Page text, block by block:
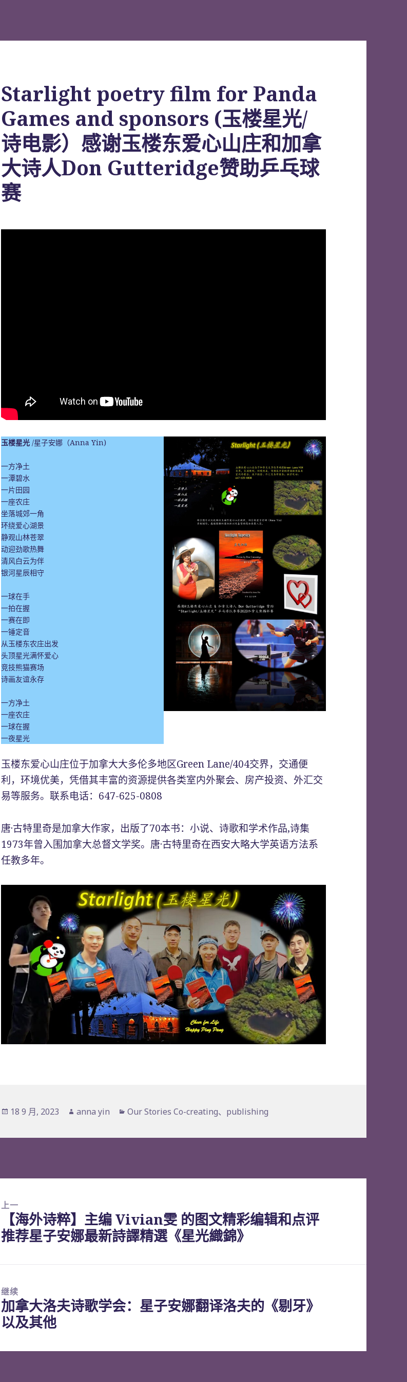
Starlight poetry film for Panda
Games and sponsors (玉楼星光/
诗电影）感谢玉楼东爱心山庄和加拿
大诗人Don Gutteridge赞助乒乓球
赛
玉楼星光 /星子安娜（Anna Yin)
一方净土
一潭碧水
一片田园
一座农庄
坐落城郊一角
环绕爱心湖景
静观山林苍翠
动迎劲歌热舞
清风白云为伴
银河星辰相守
一球在手
一拍在握
一赛在即
一锤定音
从玉楼东农庄出发
头顶星光满怀爱心
竞技熊猫赛场
诗画友谊永存
一方净土
一座农庄
一球在握
一夜星光
玉楼东爱心山庄位于加拿大大多伦多地区Green Lane/404交界，交通便
利，环境优美，凭借其丰富的资源提供各类室内外聚会、房产投资、外汇交
易等服务。联系电话：647-625-0808
唐·古特里奇是加拿大作家，出版了70本书：小说、诗歌和学术作品,诗集
1973年曾入围加拿大总督文学奖。唐·古特里奇在西安大略大学英语方法系
任教多年。
发
于
18 9 月, 2023
作
anna yin
分
Our Stories Co-creating、 publishing
上一
篇
【海外诗粹】主编 Vivian雯 的图文精彩编辑和点评
推荐星子安娜最新詩譯精選《星光織錦》
继续
下
篇
章：
加拿大洛夫诗歌学会：星子安娜翻译洛夫的《剔牙》
以及其他